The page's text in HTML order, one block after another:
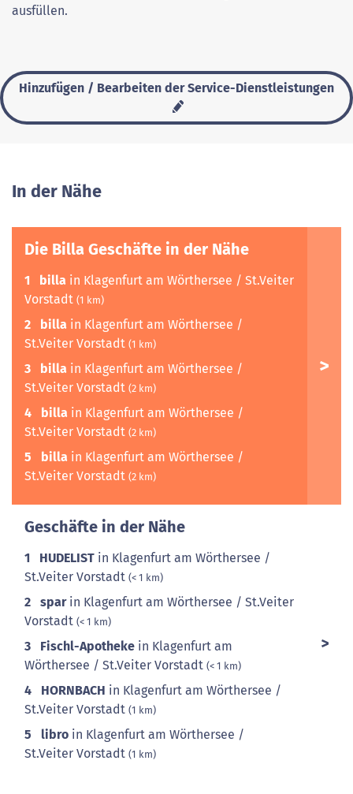
ausfüllen.
Hinzufügen / Bearbeiten der Service-Dienstleistungen
In der Nähe
Die Billa Geschäfte in der Nähe
1 billa in Klagenfurt am Wörthersee / St.Veiter
Vorstadt (1 km)
2 billa in Klagenfurt am Wörthersee /
St.Veiter Vorstadt (1 km)
3 billa in Klagenfurt am Wörthersee /
St.Veiter Vorstadt (2 km)
4 billa in Klagenfurt am Wörthersee /
St.Veiter Vorstadt (2 km)
5 billa in Klagenfurt am Wörthersee /
St.Veiter Vorstadt (2 km)
Geschäfte in der Nähe
1 HUDELIST in Klagenfurt am Wörthersee /
St.Veiter Vorstadt (< 1 km)
2 sparin Klagenfurt am Wörthersee / St.Veiter
Vorstadt (< 1 km)
3 Fischl-Apotheke in Klagenfurt am
Wörthersee / St.Veiter Vorstadt (< 1 km)
4 HORNBACH in Klagenfurt am Wörthersee /
St.Veiter Vorstadt (1 km)
5 libro in Klagenfurt am Wörthersee /
St.Veiter Vorstadt (1 km)